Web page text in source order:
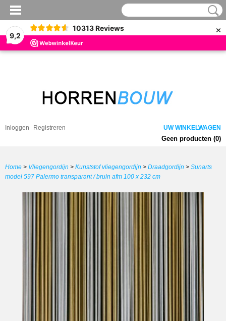
9,2
10313 Reviews ×
Inloggen Registreren UW WINKELWAGEN
Geen producten (0)
Home > Vliegengordijn > Kunststof vliegengordijn > Draadgordijn > Sunarts
model 597 Palermo transparant / bruin afm 100 x 232 cm